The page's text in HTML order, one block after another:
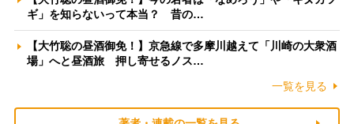
ギ」を知らないって本当？ 昔の…
【大竹聡の昼酒御免！】京急線で多摩川越えて「川崎の大衆酒
場」へと昼酒旅 押し寄せるノス…
一覧を見る